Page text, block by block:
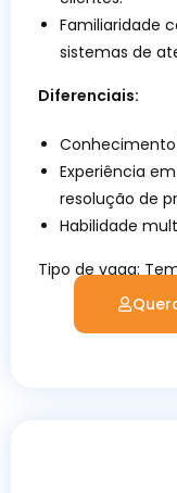
Familiaridade
sistemas de
Diferenciais:
Experiência
resolução de
Habilidade
Tipo de vaga: